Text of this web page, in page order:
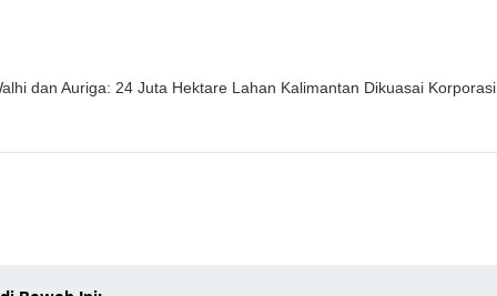
dan Auriga: 24 Juta Hektare Lahan Kalimantan Dikuasai Korporasi